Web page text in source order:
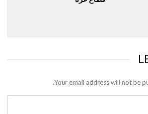
Your email address will not be